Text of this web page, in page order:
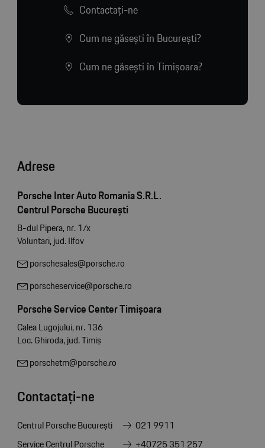
Contactaţi-ne
Cum ne găsești în București?
Cum ne găsești în Timișoara?
Adrese
Porsche Inter Auto Romania S.R.L.
Centrul Porsche București
B-dul Pipera, nr. 1/x
Voluntari, jud. Ilfov
porschesales@porsche.ro
porscheservice@porsche.ro
Porsche Service Center Timișoara
Calea Lugojului, nr. 136
Loc. Ghiroda, jud. Timiș
porschetm@porsche.ro
Contactați-ne
Centrul Porsche București
021 9911
Service Centrul Porsche
+40725 351 257